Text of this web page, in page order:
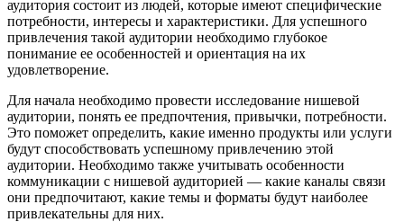
аудитория состоит из людей, которые имеют специфические
потребности, интересы и характеристики. Для успешного
привлечения такой аудитории необходимо глубокое
понимание ее особенностей и ориентация на их
удовлетворение.
Для начала необходимо провести исследование нишевой
аудитории, понять ее предпочтения, привычки, потребности.
Это поможет определить, какие именно продукты или услуги
будут способствовать успешному привлечению этой
аудитории. Необходимо также учитывать особенности
коммуникации с нишевой аудиторией — какие каналы связи
они предпочитают, какие темы и форматы будут наиболее
привлекательны для них.